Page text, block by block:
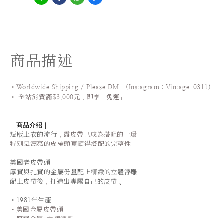
商品描述
•Worldwide Shipping / Please DM (Instagram：Vintage_0311 )
•
全站消費滿$3,000元，即享「 免運 」
｜商品介紹｜
短版上衣的流行，露皮帶已成為搭配的一環
特別是漂亮的皮帶頭更顯得搭配的完整性
美國老皮帶頭
厚實與扎實的金屬份量配上精緻的立體浮雕
配上皮帶後 ， 打造出專屬自己的皮帶 。
•1981年生產
•美國金屬皮帶頭